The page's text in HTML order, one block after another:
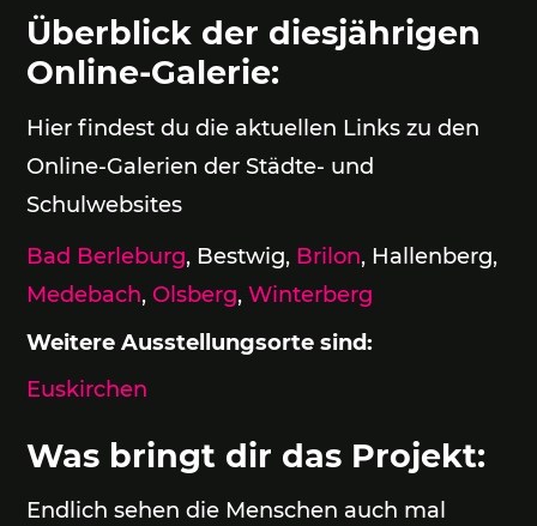
Überblick der diesjährigen
Online-Galerie:
Hier findest du die aktuellen Links zu den
Online-Galerien der Städte- und
Schulwebsites
Bad Berleburg, Bestwig, Brilon, Hallenberg,
Medebach,Olsberg,Winterberg
Weitere Ausstellungsorte sind:
Euskirchen
Was bringt dir das Projekt:
Endlich sehen die Menschen auch mal